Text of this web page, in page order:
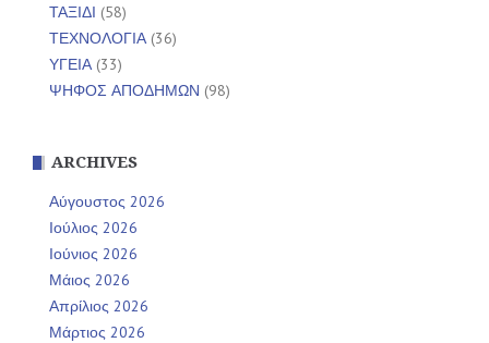
ΤΑΞΙΔΙ (58)
ΤΕΧΝΟΛΟΓΙΑ(36)
ΥΓΕΙΑ(33)
ΨΗΦΟΣ ΑΠΟΔΗΜΩΝ (98)
ARCHIVES
Αύγουστος 2026
Ιούλιος 2026
Ιούνιος 2026
Μάιος 2026
Απρίλιος 2026
Μάρτιος 2026